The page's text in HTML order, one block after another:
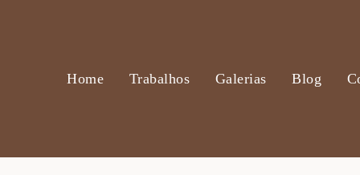
Home Trabalhos Galerias Blog